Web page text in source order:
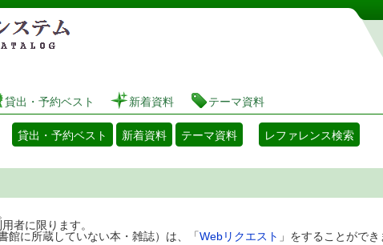
港区立図書館 蔵書検索・予約システム
貸出・予約ベスト 新着資料 テーマ資料
貸出・予約ベスト 新着資料 テーマ資料 レファレンス検索
者に限ります。
館に所蔵していない本・雑誌）は、「Webリクエスト 」をすることができ